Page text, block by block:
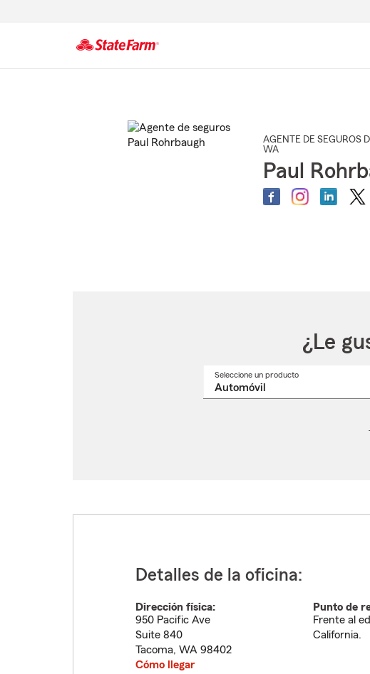
AGENTE DE SEGUROS
WA
Paul
¿Le
Seleccione un productoSeleccione
Detalles de la oficina:
Dirección física:
950 Pacific Ave
Suite 840
Tacoma, WA 98402
Cómo llegar
Punto de
Frente al
California.